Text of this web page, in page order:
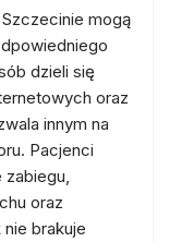
mogą
dzieli się
oraz
innym na
Pacjenci
oraz
brakuje